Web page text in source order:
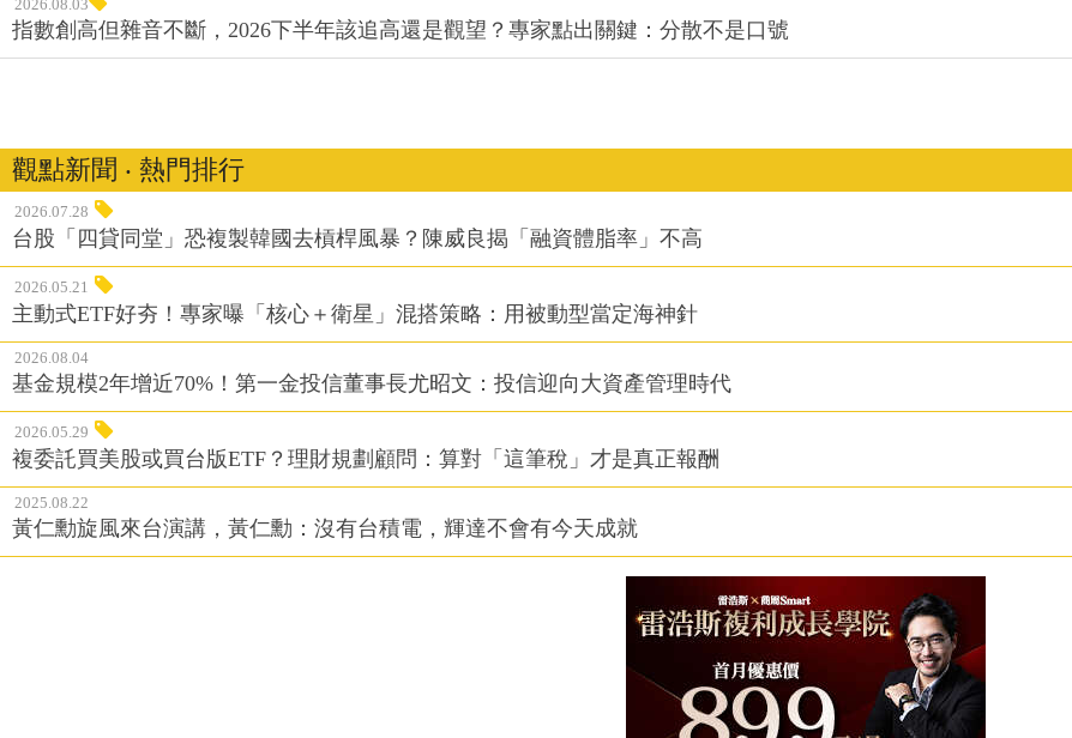
2026.08.03
指數創高但雜音不斷，2026下半年該追高還是觀望？專家點出關鍵：分散不是口號
觀點新聞 ‧ 熱門排行
2026.07.28
台股「四貸同堂」恐複製韓國去槓桿風暴？陳威良揭「融資體脂率」不高
2026.05.21
主動式ETF好夯！專家曝「核心＋衛星」混搭策略：用被動型當定海神針
2026.08.04
基金規模2年增近70%！第一金投信董事長尤昭文：投信迎向大資產管理時代
2026.05.29
複委託買美股或買台版ETF？理財規劃顧問：算對「這筆稅」才是真正報酬
2025.08.22
黃仁勳旋風來台演講，黃仁勳：沒有台積電，輝達不會有今天成就